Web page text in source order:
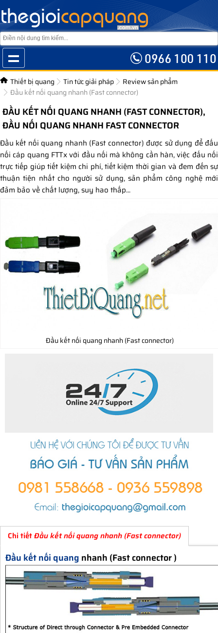
Thiết bị quang Tin tức giải pháp
Review sản phẩm
Đầu kết nối quang nhanh (Fast connector)
ĐẦU KẾT NỐI QUANG NHANH (FAST CONNECTOR),
ĐẦU NỐI QUANG NHANH FAST CONNECTOR
Đầu kết nối quang nhanh (Fast connector) được sử dụng để đấu
nối cáp quang FTTx với đầu nối mà không cần hàn, việc đấu nối
trực tiếp giúp tiết kiệm chi phí, tiết kiệm thời gian và đem đến sự
thuận tiện nhất cho người sử dụng, sản phẩm công nghệ mới
đảm bảo về chất lượng, suy hao thấp...
Đầu kết nối quang nhanh (Fast connector)
Chi tiếtĐầu kết nối quang nhanh (Fast connector)
Đầu kết nối quang nhanh (Fast connector )